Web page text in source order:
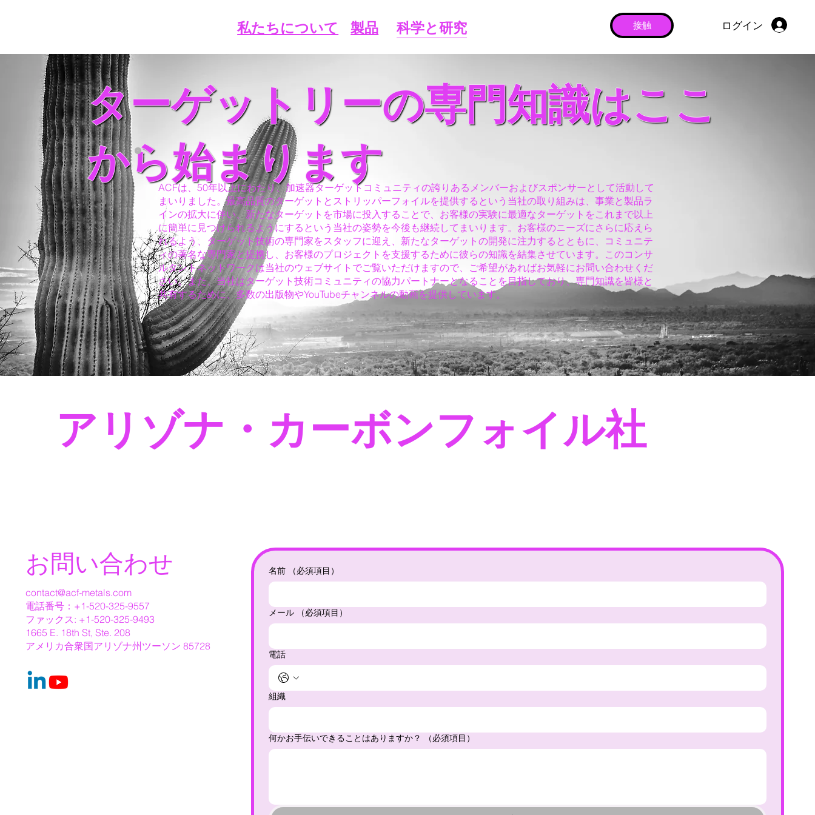
私たちについて 製品 科学と研究 接触 ログイン
ターゲットリーの専門知識はここ
から始まります
ACFは、50年以上にわたり、加速器ターゲットコミュニティの誇りあるメンバーおよびスポンサーとして活動して
まいりました。最高品質のターゲットとストリッパーフォイルを提供するという当社の取り組みは、事業と製品ラ
インの拡大に伴い、新たなターゲットを市場に投入することで、お客様の実験に最適なターゲットをこれまで以上
に簡単に見つけられるようにするという当社の姿勢を今後も継続してまいります。お客様のニーズにさらに応えら
れるよう、ターゲット技術の専門家をスタッフに迎え、新たなターゲットの開発に注力するとともに、コミュニテ
ィの著名な専門家と提携し、お客様のプロジェクトを支援するために彼らの知識を結集させています。このコンサ
ルタントネットワークは当社のウェブサイトでご覧いただけますので、ご希望があればお気軽にお問い合わせくだ
さい。また、当社はターゲット技術コミュニティの協力パートナーとなることを目指しており、専門知識を皆様と
共有するために、多数の出版物やYouTubeチャンネルの動画を提供しています。
アリゾナ・カーボンフォイル社
お問い合わせ
contact@acf-metals.com
電話番号：+1-520-325-9557
ファックス: +1-520-325-9493
1665 E. 18th St, Ste. 208
アメリカ合衆国アリゾナ州ツーソン 85728
名前 （必須項目）
メール （必須項目）
電話
組織
何かお手伝いできることはありますか？ （必須項目）